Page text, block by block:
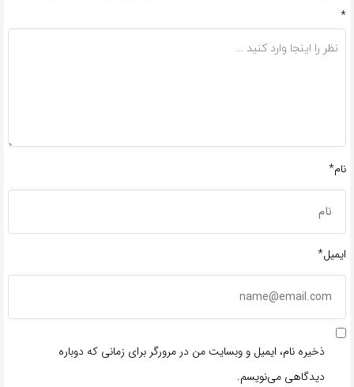
*
نام*
ایمیل*
ذخیره نام، ایمیل و وبسایت من در مرورگر برای زمانی که دوباره
دیدگاهی می‌نویسم.